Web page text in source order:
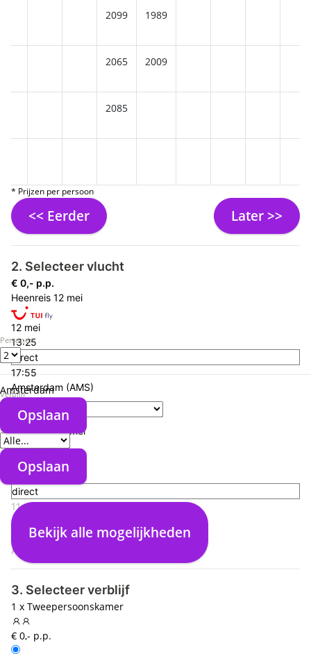
Personen
Verblijf
Verzorgingstype
Opslaan
Amsterdam
Opslaan
2099 1989
2065 2009
2085
* Prijzen per persoon
<< Eerder Later >>
2. Selecteer vlucht
€ 0,- p.p.
Heenreis 12 mei
12 mei
13:25
direct
17:55
Amsterdam (AMS)
10:30
Bonaire (BON)
Terugreis 17 mei
18 mei
19:50
direct
11:40
Bonaire (BON)
09:50
Amsterdam (AMS)
Bekijk alle mogelijkheden
3. Selecteer verblijf
1 x Tweepersoonskamer
€ 0,- p.p.